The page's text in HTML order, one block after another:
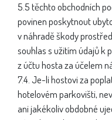
5.5 těchto obchodních
povinen poskytnout
v náhradě škody
souhlas s užitím údajů k
z účtu hosta za účelem
7.4. Je-li hostovi za
hotelovém parkovišti,
ani jakékoliv obdobné